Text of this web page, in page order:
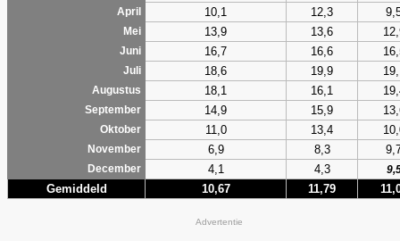
April 10,1 12,3
Mei 13,9 13,6
Juni 16,7 16,6
Juli 18,6 19,9
Augustus 18,1 16,1
September 14,9 15,9
Oktober 11,0 13,4
November 6,9 8,3
December 4,1 4,3
Gemiddeld 10,67 11,79
Advertentie